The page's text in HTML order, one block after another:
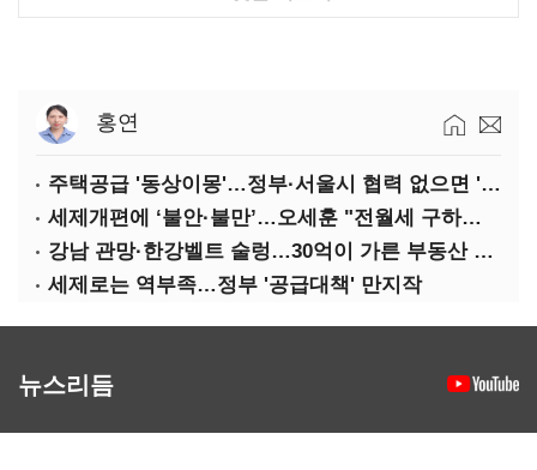
홍연
주택공급 '동상이몽'…정부·서울시 협력 없으면 '공수표'
세제개편에 ‘불안·불만’…오세훈 "전월세 구하기 더 힘들어질 것"
강남 관망·한강벨트 술렁…30억이 가른 부동산 민심
세제로는 역부족…정부 '공급대책' 만지작
뉴스리듬